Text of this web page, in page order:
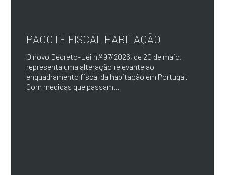
PACOTE FISCAL HABITAÇÃO
O novo Decreto-Lei n.º 97/2026, de 20 de maio,
representa uma alteração relevante ao
enquadramento fiscal da habitação em Portugal.
Com medidas que passam...